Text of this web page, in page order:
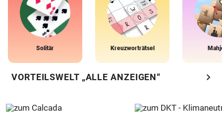
Solitär Kreuzworträtsel
VORTEILSWELT „ALLE ANZEIGEN“ chevron_right